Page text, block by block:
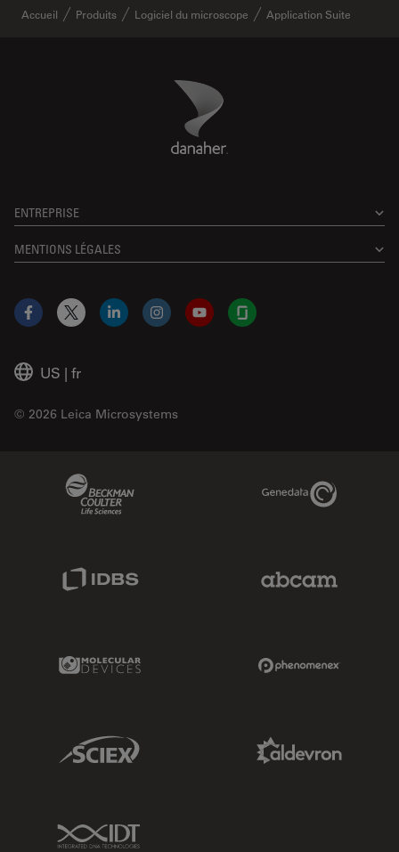
Accueil Produits Logiciel du microscope Application Suite
Danaher Logo
ENTREPRISE
MENTIONS LÉGALES
US | fr
© 2026 Leica Microsystems
Facebook
X LinkedInInstagramYouTubeGlassdoor
Genedata Link
Molecular Devices Link
Sciex Link
IDT Link